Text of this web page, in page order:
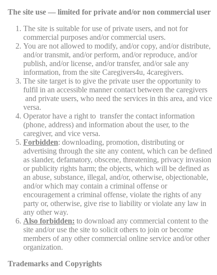
The site use — limited for private and/or non commercial user
The site is suitable for use of private users, and not for
commercial purposes and/or commercial users.
You are not allowed to modify, and/or copy, and/or distribute,
and/or transmit, and/or perform, and/or reproduce, and/or
publish, and/or license, and/or transfer, and/or sale any
information, from the site Caregivers4u, 4caregivers.
The site target is to give the private user the opportunity to
fulfil in an accessible manner contact between the caregivers
and private users, who need the services in this area, and vice
versa.
Operator have a right to transfer the contact information
(phone, address) and information about the user, to the
caregiver, and vice versa.
Forbidden: downloading, promotion, distributing or
advertising through the site any content, which can be defined
as slander, defamatory, obscene, threatening, privacy invasion
or publicity rights harm; the objects, which will be defined as
an abuse, substance, illegal, and/or, otherwise, objectionable,
and/or which may contain a criminal offense or
encouragement a criminal offense, violate the rights of any
party or, otherwise, give rise to liability or violate any law in
any other way.
Also forbidden: to download any commercial content to the
site and/or use the site to solicit others to join or become
members of any other commercial online service and/or other
organization.
Trademarks and Copyrights